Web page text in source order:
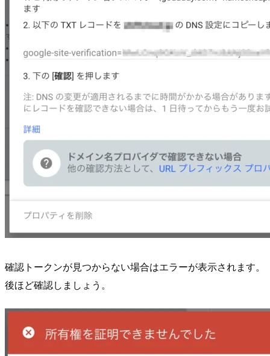
確認トークンが見つからない場合はエラーが表示されます。
後ほど確認しましょう。